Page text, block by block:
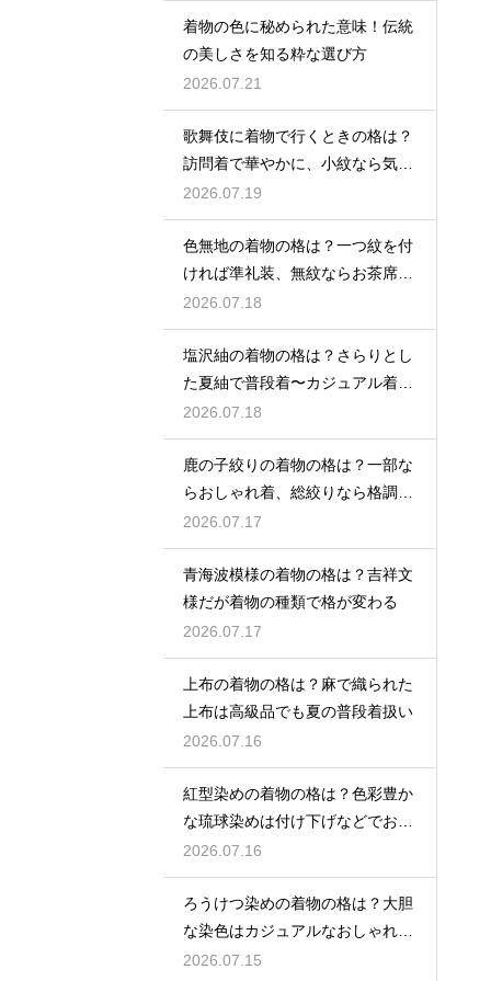
着物の色に秘められた意味！伝統
の美しさを知る粋な選び方
2026.07.21
歌舞伎に着物で行くときの格は？
訪問着で華やかに、小紋なら気軽
な観劇に
2026.07.19
色無地の着物の格は？一つ紋を付
ければ準礼装、無紋ならお茶席向
きの格
2026.07.18
塩沢紬の着物の格は？さらりとし
た夏紬で普段着〜カジュアル着物
として活躍
2026.07.18
鹿の子絞りの着物の格は？一部な
らおしゃれ着、総絞りなら格調高
い晴れ着に
2026.07.17
青海波模様の着物の格は？吉祥文
様だが着物の種類で格が変わる
2026.07.17
上布の着物の格は？麻で織られた
上布は高級品でも夏の普段着扱い
2026.07.16
紅型染めの着物の格は？色彩豊か
な琉球染めは付け下げなどでおし
ゃれ着向き
2026.07.16
ろうけつ染めの着物の格は？大胆
な染色はカジュアルなおしゃれ着
に最適
2026.07.15